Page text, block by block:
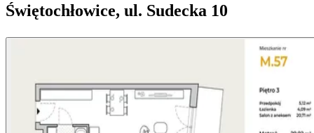
Świętochłowice, ul. Sudecka 10